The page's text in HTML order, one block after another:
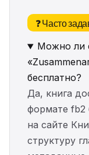
❓ Часто
Можно ли
бесплатно?
Да, книга
формате fb2
на сайте
структуру